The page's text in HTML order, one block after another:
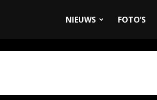
NIEUWS FOTO’S